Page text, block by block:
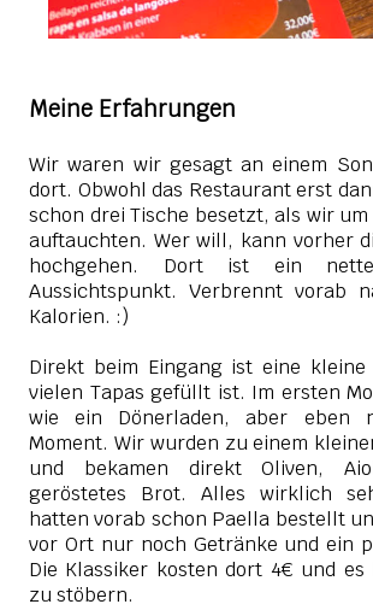
Meine Erfahrungen
Wir waren wir gesagt an einem
dort. Obwohl das Restaurant erst
schon drei Tische besetzt, als wir
auftauchten. Wer will, kann vorher
hochgehen. Dort ist ein
Aussichtspunkt. Verbrennt vorab
Kalorien. :)
Direkt beim Eingang ist eine
vielen Tapas gefüllt ist. Im ersten
wie ein Dönerladen, aber eben
Moment. Wir wurden zu einem
und bekamen direkt Oliven,
geröstetes Brot. Alles wirklich
hatten vorab schon Paella bestellt
vor Ort nur noch Getränke und ein
Die Klassiker kosten dort 4€ und
zu stöbern.